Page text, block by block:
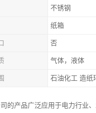
不锈钢
纸箱
否
气体，液体
石油化工 造纸
的产品广泛应用于电力行业